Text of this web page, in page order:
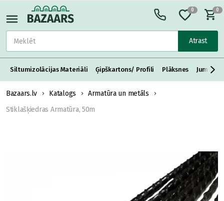
Atrast
0 0
Siltumizolācijas Materiāli Ģipškartons/ Profili Plāksnes Jumta
Bazaars.lv Katalogs
Armatūra un metāls
Stiklašķiedras Armatūra, 50m